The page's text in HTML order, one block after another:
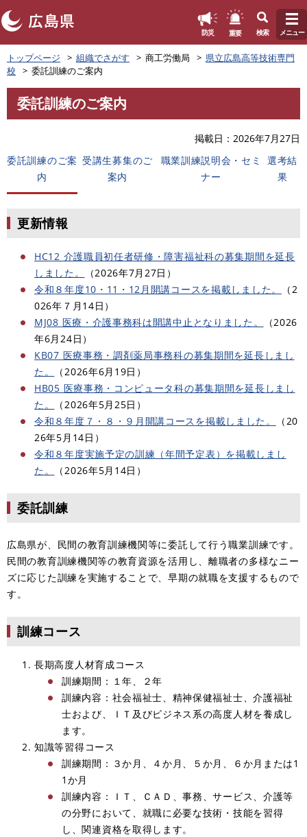
ペ
ー
ジ
の
頭
。
防災 重要 検索 メニュー
トップページ 組織でさがす 商工労働局
県立広島高等技術専門
校
委託訓練のご案内
文
委託訓練のご案内
掲載日
2026年7月27日
委託訓練のご案
内
受講生募集のご
案内
職業訓練説明会・セミ
ナー
選考結
果
更新情報
HC12 介護職員初任者研修・障害福祉科の募集期間を延長
しました。
（2026年7月27日）
令和８年度10・11・12月開講コースを掲載しました。
（2
026年７月14日）
MJ08 医療・介護事務科は開講中止となりました。
（2026
年6月24日）
KB07 医療事務・調剤薬局事務科の募集期間を延長しまし
た。
（2026年6月19日）
HB05 医療事務・コンピュータ科の募集期間を延長しまし
た。
（2026年5月25日）
令和８年度７・８・９月開講コースを掲載しました。
（20
26年5月14日）
令和８年度実施予定の訓練（年間予定表）を掲載しまし
た。
（2026年5月14日）​
委託訓練
広島県が、民間の教育訓練機関等に委託して行う職業訓練です。
民間の教育訓練機関等の教育資源を活用し、離職者の多様なニー
ズに応じた訓練を実施することで、早期の就職を支援するもので
す。
訓練コース
長期高度人材育成コース
訓練期間：１年、２年
訓練内容：社会福祉士、精神保健福祉士、介護福祉
士および、ＩＴ及びビジネス系の高度人材を養成し
ます。
知識等習得コース
訓練期間：３か月、４か月、５か月、６か月または1
1か月
訓練内容：ＩＴ、ＣＡＤ、事務、サービス、介護等
の分野において、就職に必要な技術・技能を習得
し、関連資格を取得します。